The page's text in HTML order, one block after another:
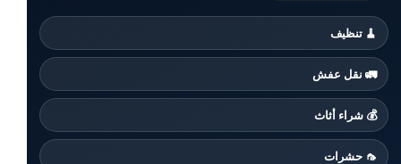
🧹 تنظيف
🚛 نقل عفش
💰 شراء أثاث
🦟 حشرات